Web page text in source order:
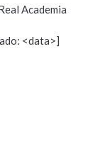
Academia
<data>]